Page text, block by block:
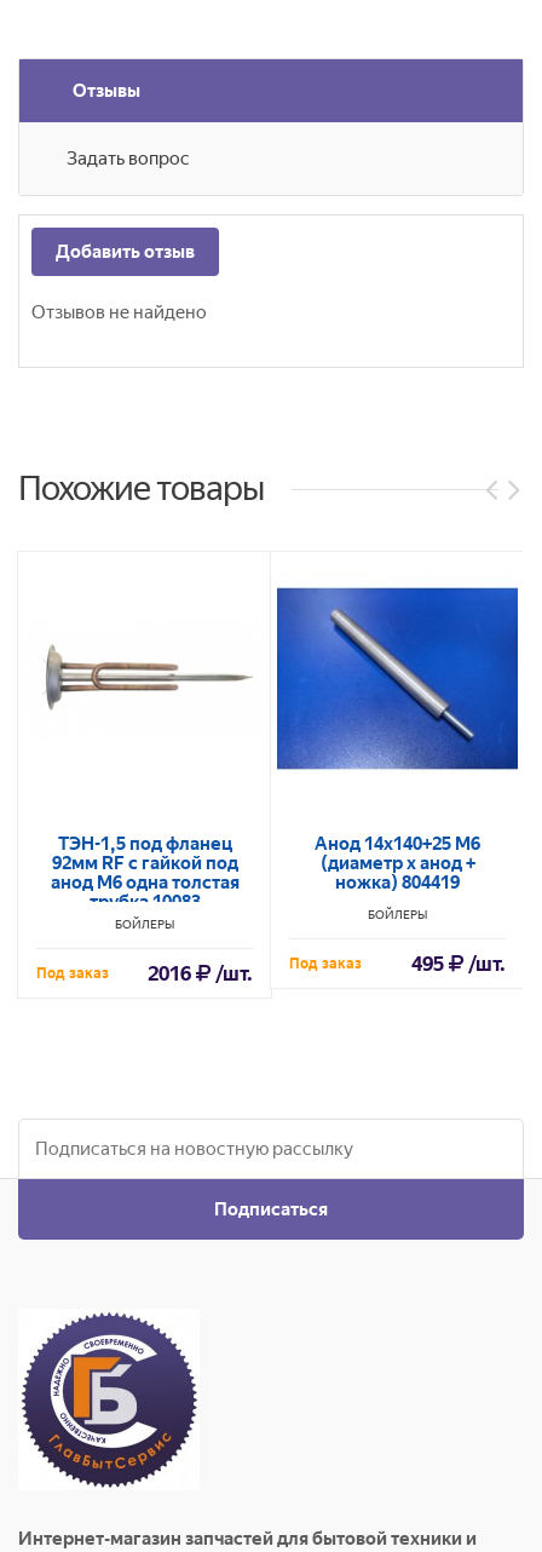
Отзывы
Задать вопрос
Добавить отзыв
Отзывов не найдено
Похожие товары
ТЭН-1,5 под фланец
92мм RF c гайкой под
анод M6 одна толстая
трубка 10083
БОЙЛЕРЫ
Под заказ 2016 /шт.
Анод 14х140+25 М6
(диаметр х анод +
ножка) 804419
БОЙЛЕРЫ
Под заказ 495 /шт.
Подписаться
Интернет-магазин запчастей для бытовой техники и